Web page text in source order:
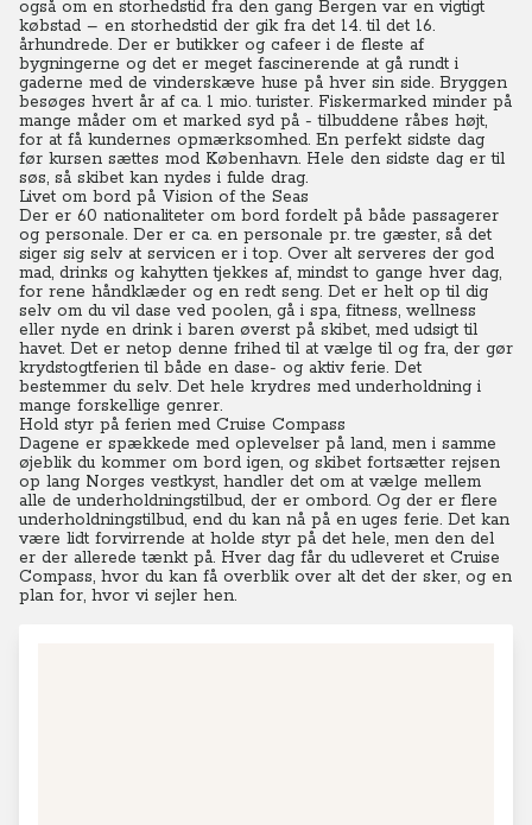
også om en storhedstid fra den gang Bergen var en vigtigt
købstad – en storhedstid der gik fra det 14. til det 16.
århundrede. Der er butikker og cafeer i de fleste af
bygningerne og det er meget fascinerende at gå rundt i
gaderne med de vinderskæve huse på hver sin side. Bryggen
besøges hvert år af ca. 1 mio. turister. Fiskermarked minder på
mange måder om et marked syd på - tilbuddene råbes højt,
for at få kundernes opmærksomhed. En perfekt sidste dag
før kursen sættes mod København. Hele den sidste dag er til
søs, så skibet kan nydes i fulde drag.
Livet om bord på Vision of the Seas
Der er 60 nationaliteter om bord fordelt på både passagerer
og personale. Der er ca. en personale pr. tre gæster, så det
siger sig selv at servicen er i top. Over alt serveres der god
mad, drinks og kahytten tjekkes af, mindst to gange hver dag,
for rene håndklæder og en redt seng. Det er helt op til dig
selv om du vil dase ved poolen, gå i spa, fitness, wellness
eller nyde en drink i baren øverst på skibet, med udsigt til
havet. Det er netop denne frihed til at vælge til og fra, der gør
krydstogtferien til både en dase- og aktiv ferie. Det
bestemmer du selv. Det hele krydres med underholdning i
mange forskellige genrer.
Hold styr på ferien med Cruise Compass
Dagene er spækkede med oplevelser på land, men i samme
øjeblik du kommer om bord igen, og skibet fortsætter rejsen
op lang Norges vestkyst, handler det om at vælge mellem
alle de underholdningstilbud, der er ombord. Og der er flere
underholdningstilbud, end du kan nå på en uges ferie. Det kan
være lidt forvirrende at holde styr på det hele, men den del
er der allerede tænkt på. Hver dag får du udleveret et Cruise
Compass, hvor du kan få overblik over alt det der sker, og en
plan for, hvor vi sejler hen.